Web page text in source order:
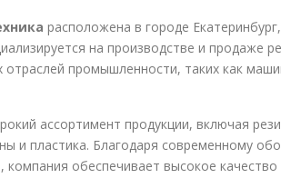
расположена в городе
на производстве и продаже
отраслей промышленности, таких как
ассортимент продукции, включая
и пластика. Благодаря современному
компания обеспечивает высокое